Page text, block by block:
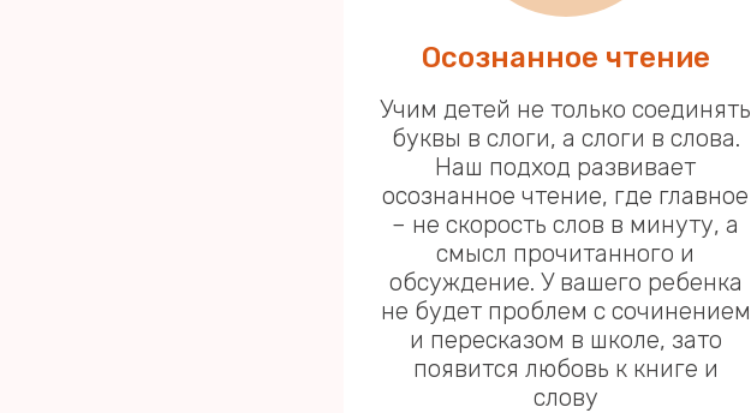
Осознанное чтение
Учим детей не только соединять
буквы в слоги, а слоги в слова.
Наш подход развивает
осознанное чтение, где главное
– не скорость слов в минуту, а
смысл прочитанного и
обсуждение. У вашего ребенка
не будет проблем с сочинением
и пересказом в школе, зато
появится любовь к книге и
слову